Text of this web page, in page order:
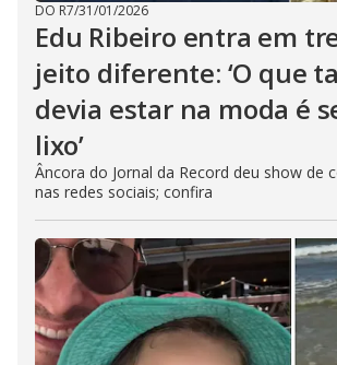
DO R7/31/01/2026
Edu Ribeiro entra em
jeito diferente: ‘O que
devia estar na moda é
lixo’
Âncora do Jornal da Record deu show de
nas redes sociais; confira